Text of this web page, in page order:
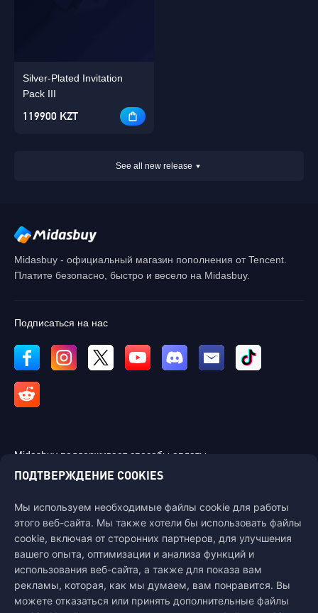
Silver-Plated Invitation
Pack III
119900 KZT
See all new release
Midasbuy - официальный магазин пополнения от Tencent.
Платите безопасно, быстро и весело на Midasbuy.
Подписаться на нас
Midasbuy поддерживает способы оплаты.
Связаться с нами
Если вам нужна помощь, пожалуйста, свяжитесь с нами, щелкнув
"Служба поддержки клиентов", чтобы связаться с нами.
Обслуживание
клиентов
ПОДТВЕРЖДЕНИЕ COOKIES
Мы используем необходимые файлы cookie для работы
этого веб-сайта. Мы также хотели бы использовать файлы
cookie, включая от сторонних партнеров, для улучшения
вашего опыта, оптимизации и анализа функций и
использования веб-сайта, а также для показа вам
рекламы, которая, как мы думаем, вам понравится. Вы
можете отказаться или принять дополнительные файлы